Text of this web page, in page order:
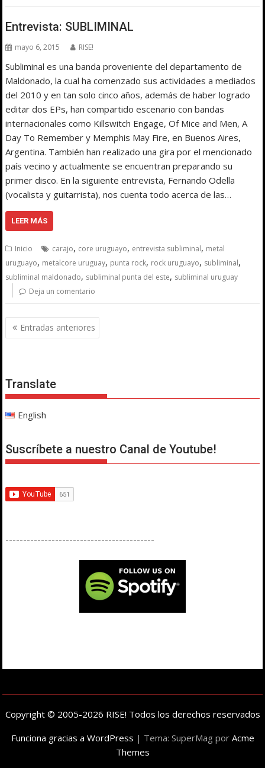
Entrevista: SUBLIMINAL
mayo 6, 2015 RISE!
Subliminal es una banda proveniente del departamento de
Maldonado, la cual ha comenzado sus actividades a mediados
del 2010 y en tan solo cinco años, además de haber logrado
editar dos EPs, han compartido escenario con bandas
internacionales como Killswitch Engage, Of Mice and Men, A
Day To Remember y Memphis May Fire, en Buenos Aires,
Argentina. También han realizado una gira por el mencionado
país vecino y actualmente se encuentran preparando su
primer disco. En la siguiente entrevista, Fernando Odella
(vocalista y guitarrista), nos cuenta todo acerca de las…
LEER MÁS
Inicio carajo, core uruguayo, entrevista subliminal, metal
uruguayo, metalcore uruguay, punta rock, rock uruguayo, subliminal,
subliminal maldonado, subliminal punta del este, subliminal uruguay
Deja un comentario
Navegación
de
Entradas anteriores
Translate
English
Suscríbete a nuestro Canal de Youtube!
------------------------------------------
Copyright © 2005-2026 RISE! Todos los derechos reservados
Funciona gracias a WordPress | Tema: SuperMag por Acme
Themes